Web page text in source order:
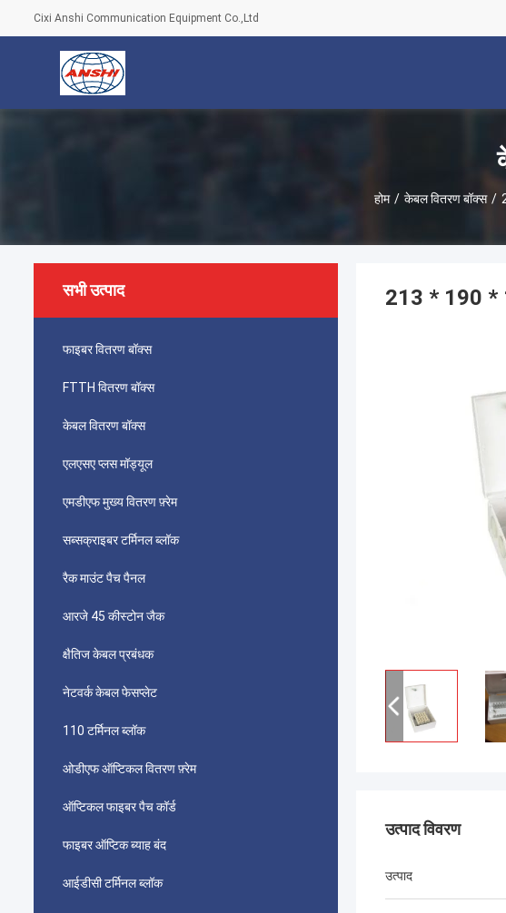
Cixi Anshi Communication Equipment Co.,Ltd
होम / केबल वितरण बॉक्स /
सभी उत्पाद
फाइबर वितरण बॉक्स
FTTH वितरण बॉक्स
केबल वितरण बॉक्स
एलएसए प्लस मॉड्यूल
एमडीएफ मुख्य वितरण फ़्रेम
सब्सक्राइबर टर्मिनल ब्लॉक
रैक माउंट पैच पैनल
आरजे 45 कीस्टोन जैक
क्षैतिज केबल प्रबंधक
नेटवर्क केबल फेसप्लेट
110 टर्मिनल ब्लॉक
ओडीएफ ऑप्टिकल वितरण फ़्रेम
ऑप्टिकल फाइबर पैच कॉर्ड
फाइबर ऑप्टिक ब्याह बंद
आईडीसी टर्मिनल ब्लॉक
213 * 190 *
उत्पाद विवरण
उत्पाद